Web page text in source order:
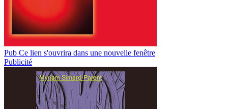
Pub Ce lien s'ouvrira dans une nouvelle fenêtre
Publicité